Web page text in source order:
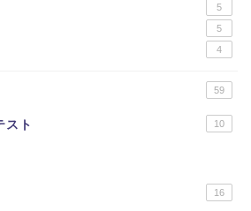
5
5
4
59
スト 10
16